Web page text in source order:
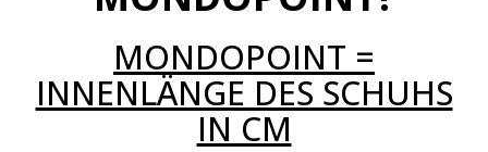
MONDOPOINT =
INNENLÄNGE DES SCHUHS
IN CM